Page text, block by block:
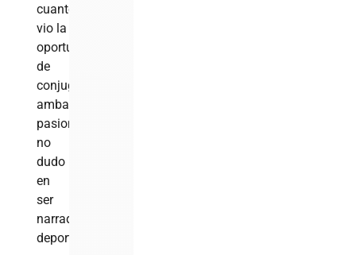
cuanto
vio la
oportunidad
de
conjugar
ambas
pasiones
no
dudo
en
ser
narrador
deportivo.